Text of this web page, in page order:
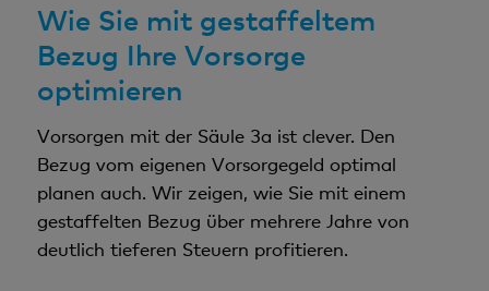
Wie Sie mit gestaffeltem
Bezug Ihre Vorsorge
optimieren
Vorsorgen mit der Säule 3a ist clever. Den
Bezug vom eigenen Vorsorgegeld optimal
planen auch. Wir zeigen, wie Sie mit einem
gestaffelten Bezug über mehrere Jahre von
deutlich tieferen Steuern profitieren.